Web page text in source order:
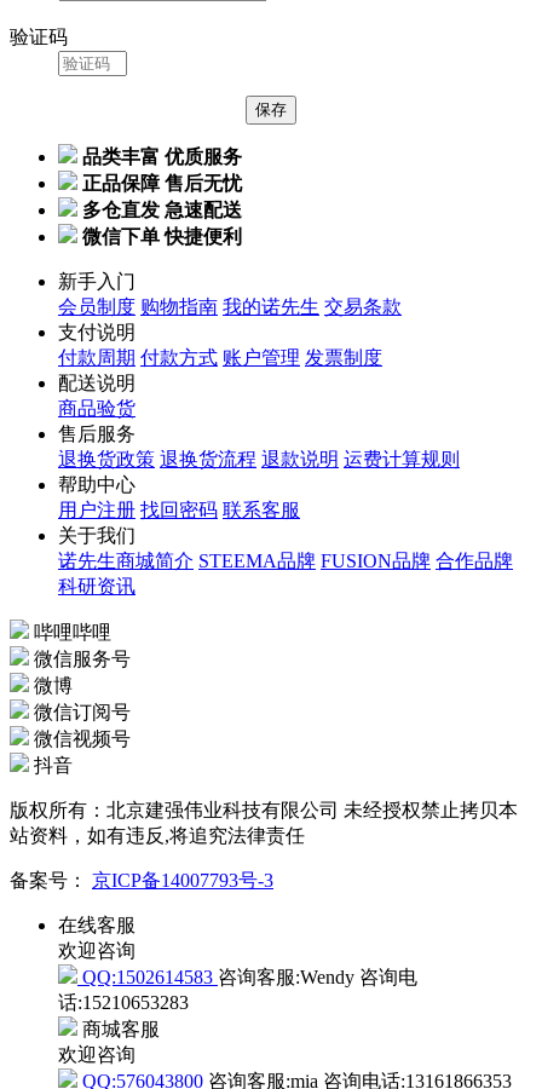
验证码
品类丰富 优质服务
正品保障 售后无忧
多仓直发 急速配送
微信下单 快捷便利
新手入门
会员制度 购物指南 我的诺先生 交易条款
支付说明
付款周期 付款方式 账户管理 发票制度
配送说明
商品验货
售后服务
退换货政策 退换货流程 退款说明 运费计算规则
帮助中心
用户注册 找回密码 联系客服
关于我们
诺先生商城简介 STEEMA品牌 FUSION品牌 合作品牌
科研资讯
哔哩哔哩
微信服务号
微博
微信订阅号
微信视频号
抖音
版权所有：北京建强伟业科技有限公司 未经授权禁止拷贝本
站资料，如有违反,将追究法律责任
备案号： 京ICP备14007793号-3
在线客服
欢迎咨询
QQ:1502614583咨询客服:Wendy 咨询电
话:15210653283
商城客服
欢迎咨询